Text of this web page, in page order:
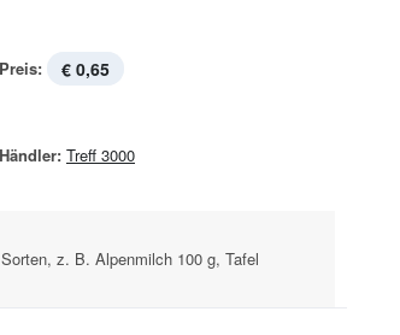
Preis: € 0,65
Händler: Treff 3000
z. B. Alpenmilch 100 g, Tafel